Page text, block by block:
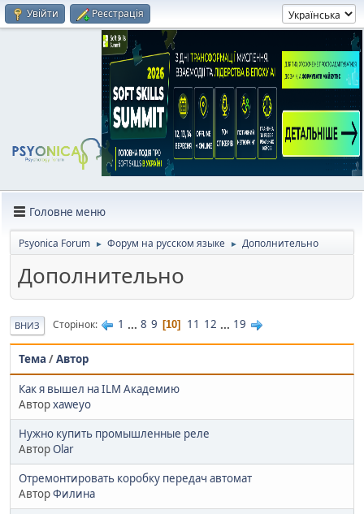
Увійти Реєстрація
Головне меню
Psyonica Forum ► Форум на русском языке ► Дополнительно
Дополнительно
ВНИЗ Сторінок 1 ... 8 9 10 11 12 ... 19
Тема /Автор
Как я вышел на ILM Академию
Авторxaweyo
Нужно купить промышленные реле
АвторOlar
Отремонтировать коробку передач автомат
АвторФилина